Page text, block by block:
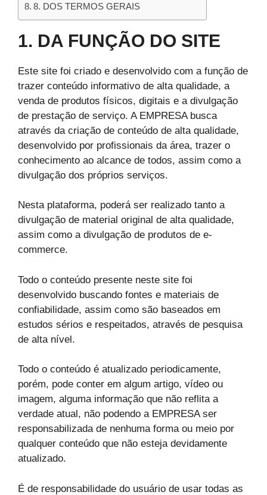
8. DOS TERMOS GERAIS
1. DA FUNÇÃO DO SITE
Este site foi criado e desenvolvido com a função de
trazer conteúdo informativo de alta qualidade, a
venda de produtos físicos, digitais e a divulgação
de prestação de serviço. A EMPRESA busca
através da criação de conteúdo de alta qualidade,
desenvolvido por profissionais da área, trazer o
conhecimento ao alcance de todos, assim como a
divulgação dos próprios serviços.
Nesta plataforma, poderá ser realizado tanto a
divulgação de material original de alta qualidade,
assim como a divulgação de produtos de e-
commerce.
Todo o conteúdo presente neste site foi
desenvolvido buscando fontes e materiais de
confiabilidade, assim como são baseados em
estudos sérios e respeitados, através de pesquisa
de alta nível.
Todo o conteúdo é atualizado periodicamente,
porém, pode conter em algum artigo, vídeo ou
imagem, alguma informação que não reflita a
verdade atual, não podendo a EMPRESA ser
responsabilizada de nenhuma forma ou meio por
qualquer conteúdo que não esteja devidamente
atualizado.
É de responsabilidade do usuário de usar todas as